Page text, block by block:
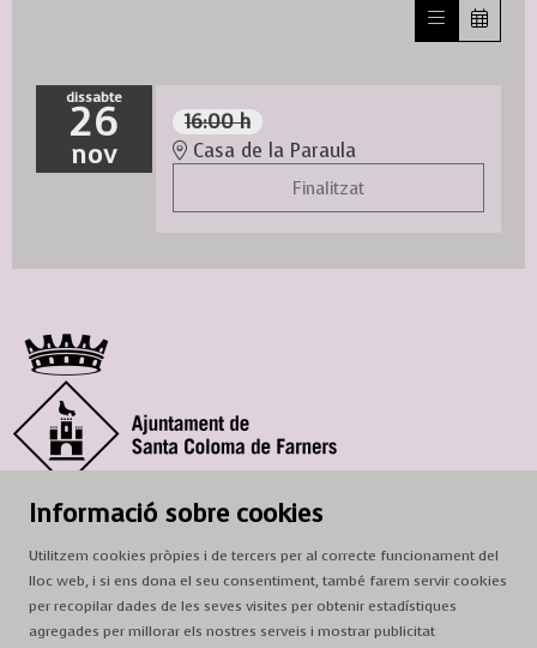
dissabte
26
nov
16:00 h
Casa de la Paraula
Finalitzat
© Ajuntament de Santa Coloma de Farners
: de dilluns a dissabte, de 9 a 13 h.
Adreça: c. del Prat, 16, 17430 Santa Coloma de Farners
A/e:cultura@scf.cat
Informació sobre cookies
Utilitzem cookies pròpies i de tercers per al correcte funcionament del
lloc web, i si ens dona el seu consentiment, també farem servir cookies
per recopilar dades de les seves visites per obtenir estadístiques
agregades per millorar els nostres serveis i mostrar publicitat